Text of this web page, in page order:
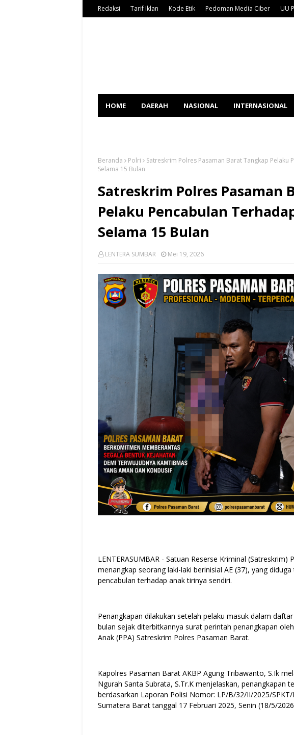
Redaksi Tarif Iklan Kode Etik Pedoman Media Ciber UU
HOME DAERAH NASIONAL INTERNASIONAL
Beranda Polri
Satreskrim Polres Pasaman Barat Tangkap Pelaku
Selama 15 Bulan
Satreskrim Polres Pasaman
Pelaku Pencabulan
Selama 15 Bulan
LENTERA SUMBAR Mei 19, 2026
LENTERASUMBAR - Satuan Reserse Kriminal (Satreskrim)
menangkap seorang laki-laki berinisial AE (37), yang
pencabulan terhadap anak tirinya sendiri.
Penangkapan dilakukan setelah pelaku masuk dalam
bulan sejak diterbitkannya surat perintah penangkapan
Anak (PPA) Satreskrim Polres Pasaman Barat.
Kapolres Pasaman Barat AKBP Agung Tribawanto, S.Ik
Ngurah Santa Subrata, S.Tr.K menjelaskan, penangkapan
berdasarkan Laporan Polisi Nomor: LP/B/32/II/2025/
Sumatera Barat tanggal 17 Februari 2025, Senin (18/5/